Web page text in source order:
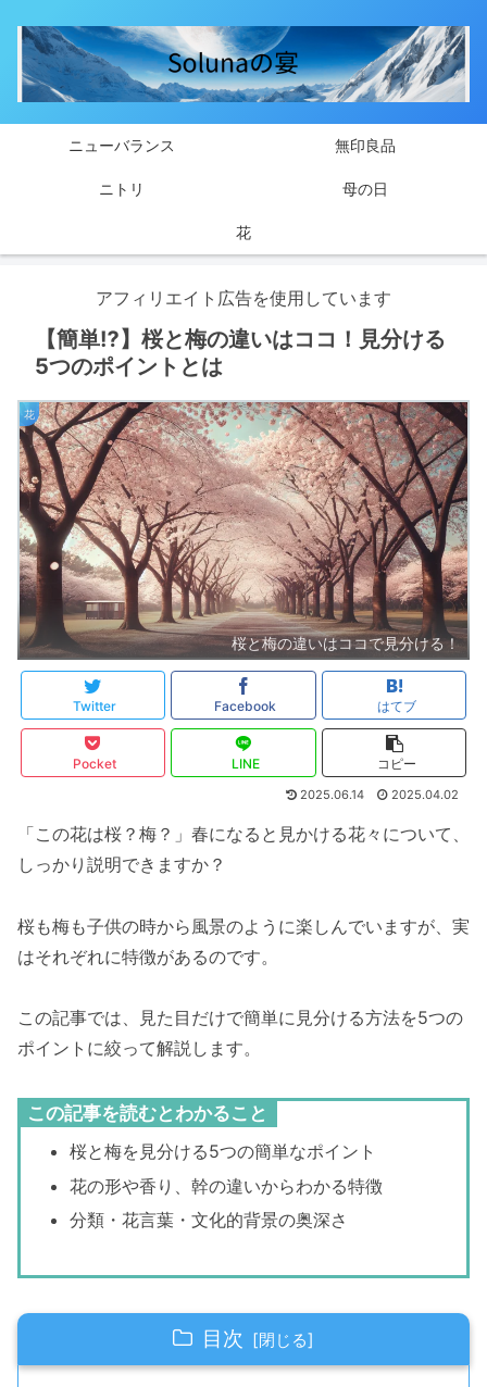
ニューバランス 無印良品
ニトリ 母の日
花
アフィリエイト広告を使用しています
【簡単⁉】桜と梅の違いはココ！見分ける
5つのポイントとは
花
桜と梅の違いはココで見分ける！
Twitter Facebook はてブ
Pocket LINE コピー
2025.06.14 2025.04.02
「この花は桜？梅？」春になると見かける花々について、
しっかり説明できますか？
桜も梅も子供の時から風景のように楽しんでいますが、実
はそれぞれに特徴があるのです。
この記事では、見た目だけで簡単に見分ける方法を5つの
ポイントに絞って解説します。
この記事を読むとわかること
桜と梅を見分ける5つの簡単なポイント
花の形や香り、幹の違いからわかる特徴
分類・花言葉・文化的背景の奥深さ
目次